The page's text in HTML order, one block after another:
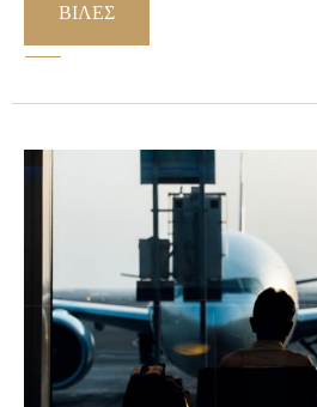
ΒΙΛΕΣ